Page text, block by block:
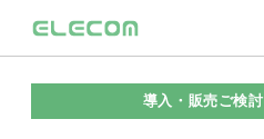
導入・販売ご検